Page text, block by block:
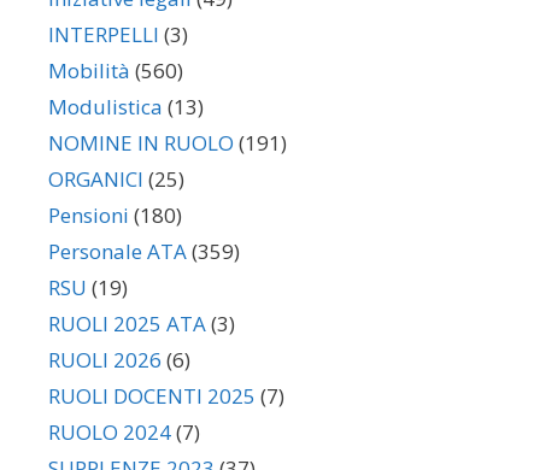
INTERPELLI (3)
Mobilità (560)
Modulistica (13)
NOMINE IN RUOLO (191)
ORGANICI (25)
Pensioni (180)
Personale ATA(359)
RSU (19)
RUOLI 2025 ATA(3)
RUOLI 2026 (6)
RUOLI DOCENTI 2025 (7)
RUOLO 2024(7)